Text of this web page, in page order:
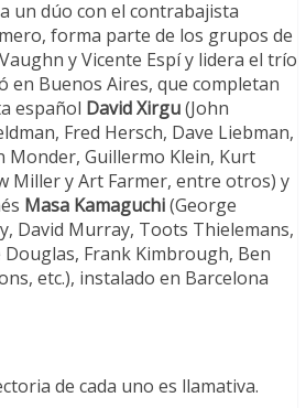
un dúo con el contrabajista
forma parte de los grupos de
y Vicente Espí y lidera el trío
en Buenos Aires, que completan
español David Xirgu(John
Fred Hersch, Dave Liebman,
Monder, Guillermo Klein, Kurt
Miller y Art Farmer, entre otros) y
Masa Kamaguchi(George
David Murray, Toots Thielemans,
Douglas, Frank Kimbrough, Ben
etc.), instalado en Barcelona
de cada uno es llamativa.